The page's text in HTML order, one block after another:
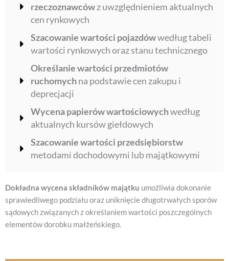
rzeczoznawcówz uwzględnieniem aktualnych
cen rynkowych
Szacowanie wartości pojazdówwedług tabeli
wartości rynkowych oraz stanu technicznego
Określanie wartości przedmiotów
ruchomychna podstawie cen zakupu i
deprecjacji
Wycena papierów wartościowychwedług
aktualnych kursów giełdowych
Szacowanie wartości przedsiębiorstw
metodami dochodowymi lub majątkowymi
Dokładna wycena składników majątku umożliwia dokonanie
sprawiedliwego podziału oraz uniknięcie długotrwałych sporów
sądowych związanych z określaniem wartości poszczególnych
elementów dorobku małżeńskiego.